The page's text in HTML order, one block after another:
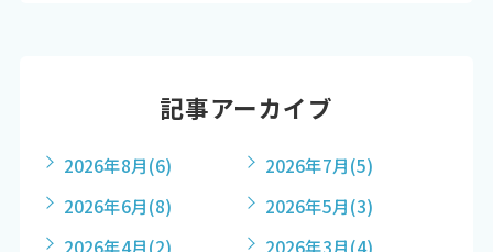
記事アーカイブ
2026年8月(6) 2026年7月(5)
2026年6月(8) 2026年5月(3)
2026年4月(2) 2026年3月(4)